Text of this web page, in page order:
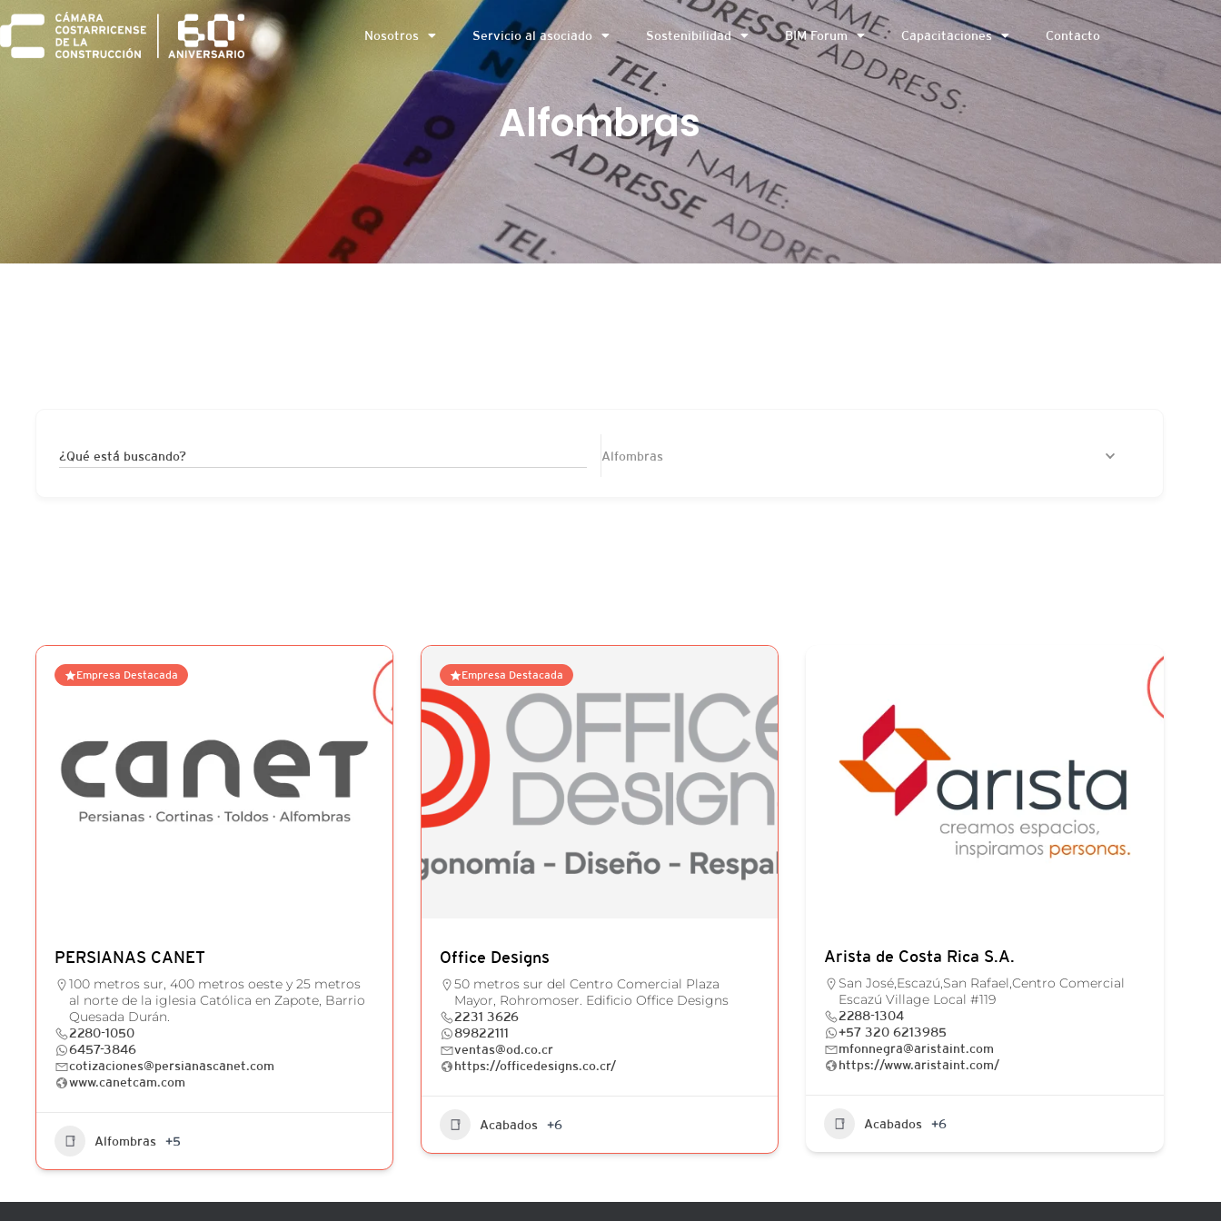
Nosotros Servicio al asociado Sostenibilidad BIM Forum Capacitaciones Contacto
Alfombras
¿Qué está buscando? Alfombras
Empresa Destacada
PERSIANAS CANET
100 metros sur, 400 metros oeste y 25 metros
al norte de la iglesia Católica en Zapote, Barrio
Quesada Durán.
2280-1050
6457-3846
cotizaciones@persianascanet.com
www.canetcam.com
Alfombras +5
Empresa Destacada
Office Designs
50 metros sur del Centro Comercial Plaza
Mayor, Rohromoser. Edificio Office Designs
2231 3626
89822111
ventas@od.co.cr
https://officedesigns.co.cr/
Acabados +6
Arista de Costa Rica S.A.
San José,Escazú,San Rafael,Centro Comercial
Escazú Village Local #119
2288-1304
+57 320 6213985
mfonnegra@aristaint.com
https://www.aristaint.com/
Acabados +6